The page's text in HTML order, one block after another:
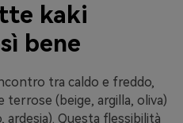
kaki
bene
tra caldo e freddo,
(beige, argilla, oliva)
ardesia). Questa flessibilità